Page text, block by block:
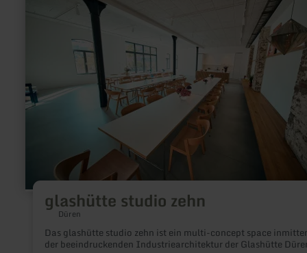
glashütte studio zehn
Düren
Das glashütte studio zehn ist ein multi-concept space
der beeindruckenden Industriearchitektur der Glashütte